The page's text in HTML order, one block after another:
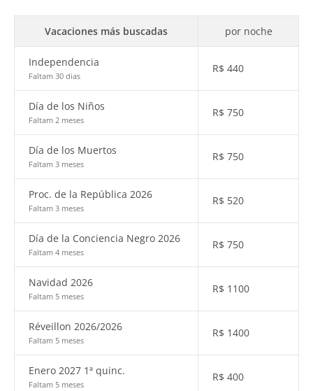
Vacaciones más buscadas por noche
Independencia
Faltam 30 dias
R$ 440
Día de los Niños
Faltam 2 meses
R$ 750
Día de los Muertos
Faltam 3 meses
R$ 750
Proc. de la República 2026
Faltam 3 meses
R$ 520
Día de la Conciencia Negro 2026
Faltam 4 meses
R$ 750
Navidad 2026
Faltam 5 meses
R$ 1100
Réveillon 2026/2026
Faltam 5 meses
R$ 1400
Enero 2027 1ª quinc.
Faltam 5 meses
R$ 400